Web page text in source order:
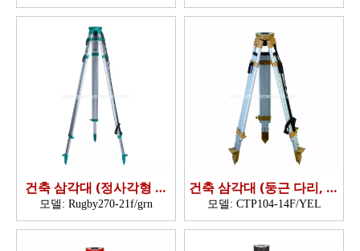
건축 삼각대 (정사각형 다
리, 트리락)
모델: Rugby270-21f/grn
건축 삼각대 (둥근 다리, 이
중 잠금 장치)
모델: CTP104-14F/YEL